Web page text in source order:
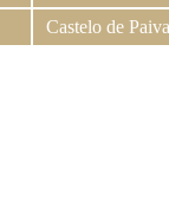
Castelo de Paiva